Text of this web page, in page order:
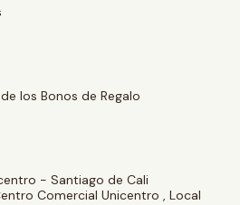
los Bonos de Regalo
- Santiago de Cali
Comercial Unicentro , Local